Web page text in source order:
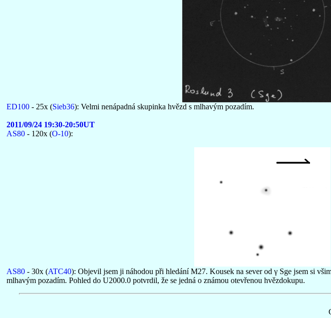
ED100 - 25x (Sieb36): Velmi nenápadná skupinka hvězd s mlhavým pozadím.
2011/09/24 19:30-20:50UT
AS80 - 120x (O-10):
AS80 - 30x (ATC40): Objevil jsem ji náhodou při hledání M27. Kousek na sever od γ Sge jsem si
mlhavým pozadím. Pohled do U2000.0 potvrdil, že se jedná o známou otevřenou hvězdokupu.